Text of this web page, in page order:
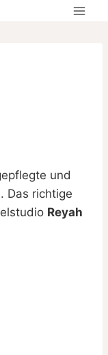
und
Das richtige
Reyah